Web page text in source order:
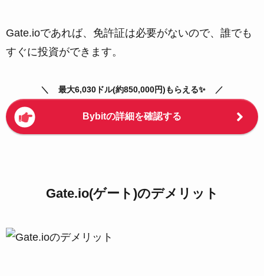
Gate.ioであれば、免許証は必要がないので、誰でも
すぐに投資ができます。
最大6,030ドル(約850,000円)もらえる✨
Bybitの詳細を確認する
Gate.io(ゲート)のデメリット